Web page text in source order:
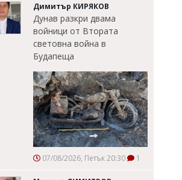
Димитър КИРЯКОВ
Дунав разкри двама
войници от Втората
световна война в
Будапеща
07/08/2026, Петък 20:30 1